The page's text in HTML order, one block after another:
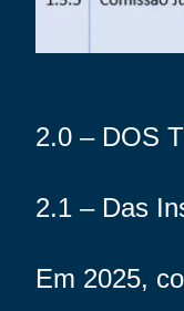
2.0 – DOS
2.1 – Das
Em 2025,